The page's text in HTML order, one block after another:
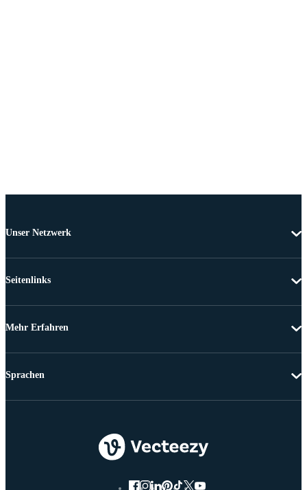
Unser Netzwerk
Seitenlinks
Mehr Erfahren
Sprachen